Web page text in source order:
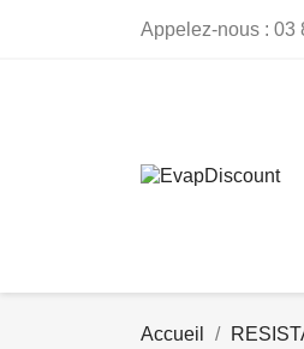
Appelez-nous : 03
Accueil